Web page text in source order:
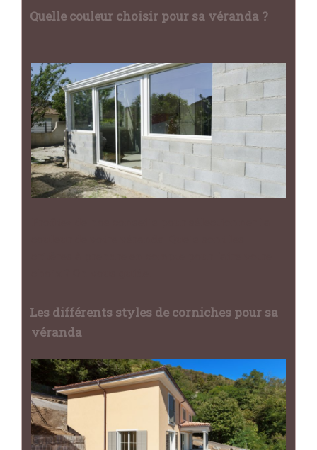
Quelle couleur choisir pour sa véranda ?
Les différents styles de corniches pour sa
véranda